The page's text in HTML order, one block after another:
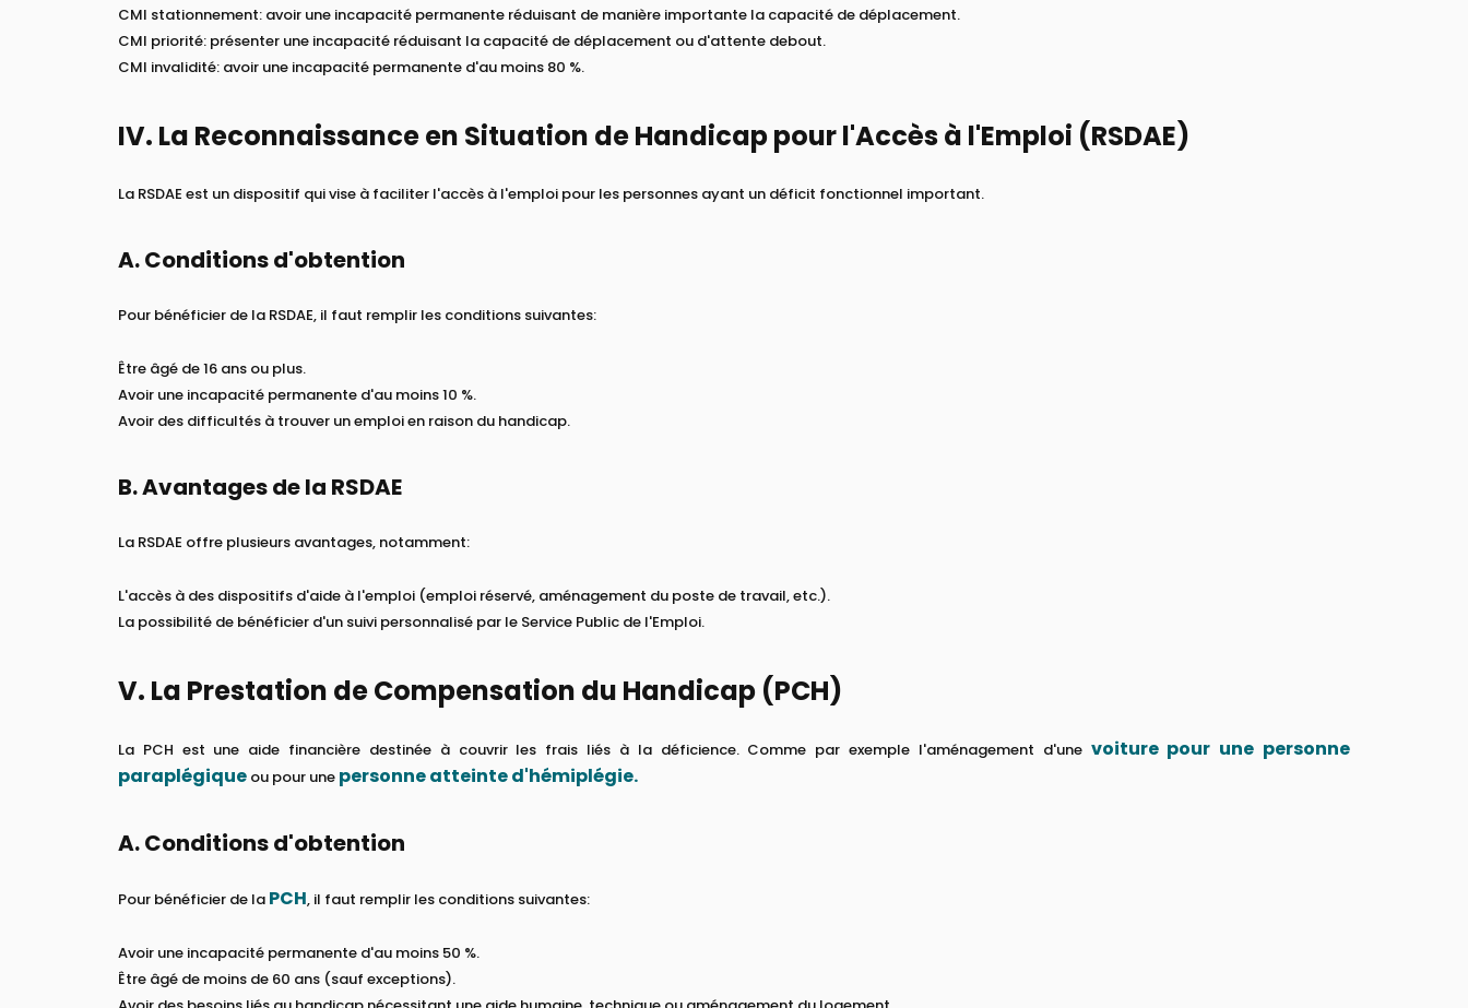
CMI stationnement: avoir une incapacité permanente réduisant de manière importante la capacité de déplacement.
CMI priorité: présenter une incapacité réduisant la capacité de déplacement ou d'attente debout.
CMI invalidité: avoir une incapacité permanente d'au moins 80 %.
IV. La Reconnaissance en Situation de Handicap pour l'Accès à l'Emploi (RSDAE)
La RSDAE est un dispositif qui vise à faciliter l'accès à l'emploi pour les personnes ayant un déficit fonctionnel important.
A. Conditions d'obtention
Pour bénéficier de la RSDAE, il faut remplir les conditions suivantes:
Être âgé de 16 ans ou plus.
Avoir une incapacité permanente d'au moins 10 %.
Avoir des difficultés à trouver un emploi en raison du handicap.
B. Avantages de la RSDAE
La RSDAE offre plusieurs avantages, notamment:
L'accès à des dispositifs d'aide à l'emploi (emploi réservé, aménagement du poste de travail, etc.).
La possibilité de bénéficier d'un suivi personnalisé par le Service Public de l'Emploi.
V. La Prestation de Compensation du Handicap (PCH)
La PCH est une aide financière destinée à couvrir les frais liés à la déficience. Comme par exemple l'aménagement d'une voiture pour une personne
paraplégique ou pour une personne atteinte d'hémiplégie.
A. Conditions d'obtention
Pour bénéficier de la PCH, il faut remplir les conditions suivantes:
Avoir une incapacité permanente d'au moins 50 %.
Être âgé de moins de 60 ans (sauf exceptions).